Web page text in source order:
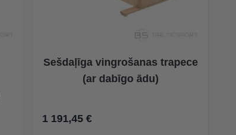
Sešdaļīga vingrošanas trapece
(ar dabīgo ādu)
1 191,45 €